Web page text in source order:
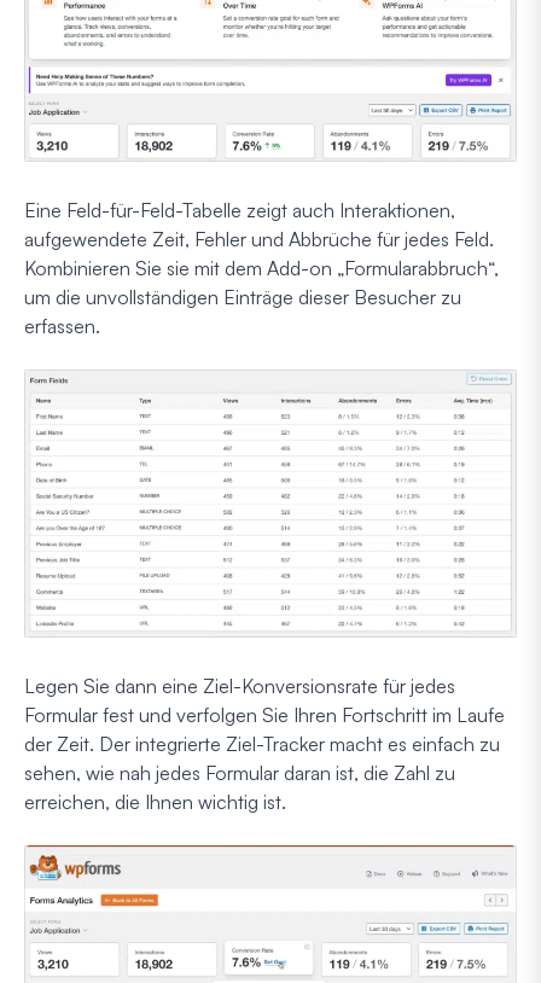
Eine Feld-für-Feld-Tabelle zeigt auch Interaktionen,
aufgewendete Zeit, Fehler und Abbrüche für jedes Feld.
Kombinieren Sie sie mit dem Add-on „Formularabbruch“,
um die unvollständigen Einträge dieser Besucher zu
erfassen.
Legen Sie dann eine Ziel-Konversionsrate für jedes
Formular fest und verfolgen Sie Ihren Fortschritt im Laufe
der Zeit. Der integrierte Ziel-Tracker macht es einfach zu
sehen, wie nah jedes Formular daran ist, die Zahl zu
erreichen, die Ihnen wichtig ist.